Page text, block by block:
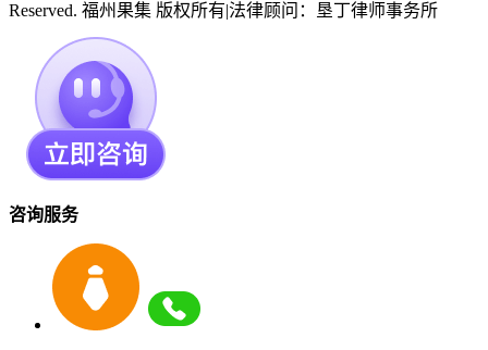
Reserved. 福州果集 版权所有|法律顾问：垦丁律师事务所
咨询服务